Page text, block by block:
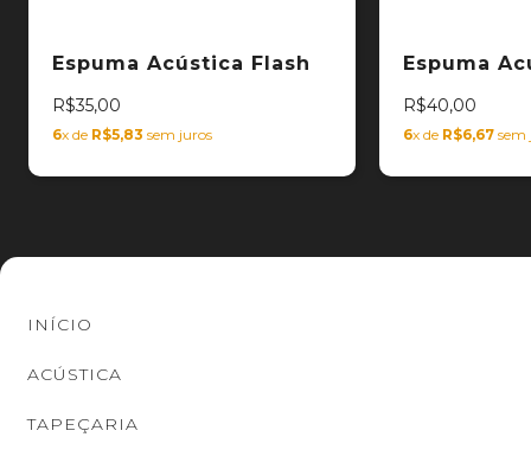
Espuma Acústica Flash
R$35,00
6x de R$5,83 sem juros
Espuma
R$40,00
6x de R$6,67 sem
INÍCIO
ACÚSTICA
TAPEÇARIA